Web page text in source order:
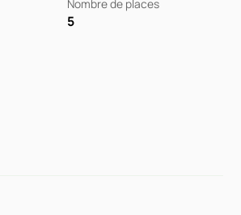
Nombre de places
5